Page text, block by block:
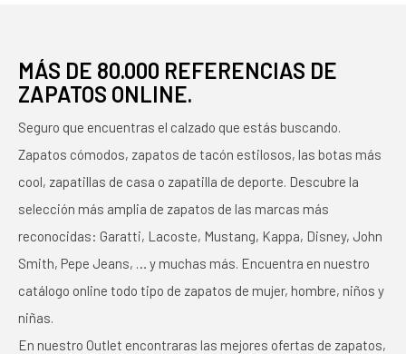
MÁS DE 80.000 REFERENCIAS DE
ZAPATOS ONLINE.
Seguro que encuentras el calzado que estás buscando.
Zapatos cómodos, zapatos de tacón estilosos, las botas más
cool, zapatillas de casa o zapatilla de deporte. Descubre la
selección más amplia de zapatos de las marcas más
reconocidas: Garatti, Lacoste, Mustang, Kappa, Disney, John
Smith, Pepe Jeans, … y muchas más. Encuentra en nuestro
catálogo online todo tipo de zapatos de mujer, hombre, niños y
niñas.
En nuestro Outlet encontraras las mejores ofertas de zapatos,